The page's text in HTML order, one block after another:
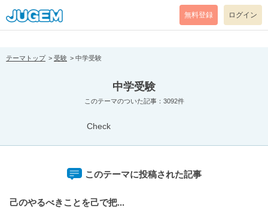
[pear_error: message="Success" code=0 mode=return level=notice
prefix="" info=""]
無料登録 ログイン
テーマトップ 受験 中学受験
中学受験
このテーマのついた記事：3092件
Check
このテーマに投稿された記事
己のやるべきことを己で把...